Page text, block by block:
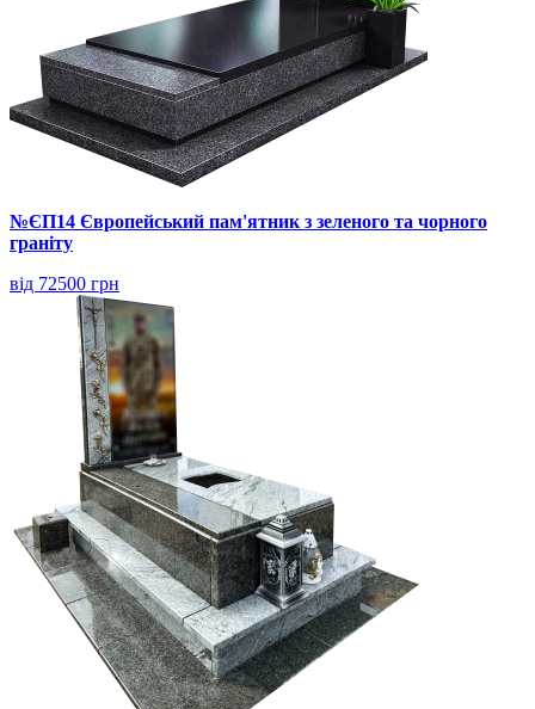
№ЄП14 Європейський пам'ятник з зеленого та чорного
граніту
від 72500 грн